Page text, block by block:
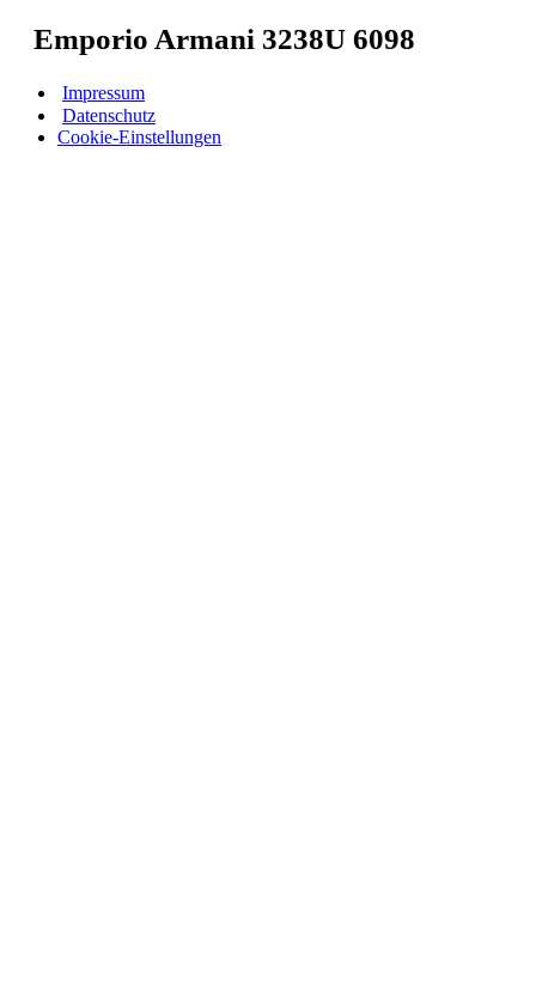
Emporio Armani 3238U 6098
Impressum
Datenschutz
Cookie-Einstellungen